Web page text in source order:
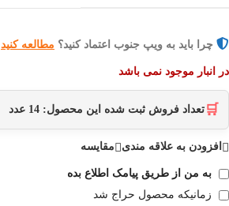
چرا باید به ویپ جنوب اعتماد کنید؟ مطالعه کنید
در انبار موجود نمی باشد
🛒 تعداد فروش ثبت شده این محصول: 14 عدد
افزودن به علاقه مندی مقایسه
به من از طریق پیامک اطلاع بده
زمانیکه محصول حراج شد